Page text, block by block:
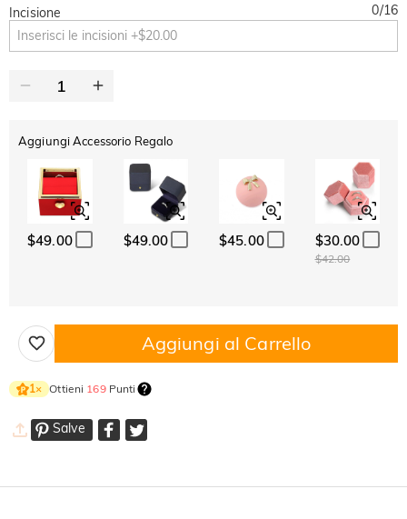
Incisione 0/16
Aggiungi Accessorio Regalo
$49.00 $49.00 $45.00 $30.00
$42.00
Aggiungi al Carrello
1× Ottieni 169Punti
Salve